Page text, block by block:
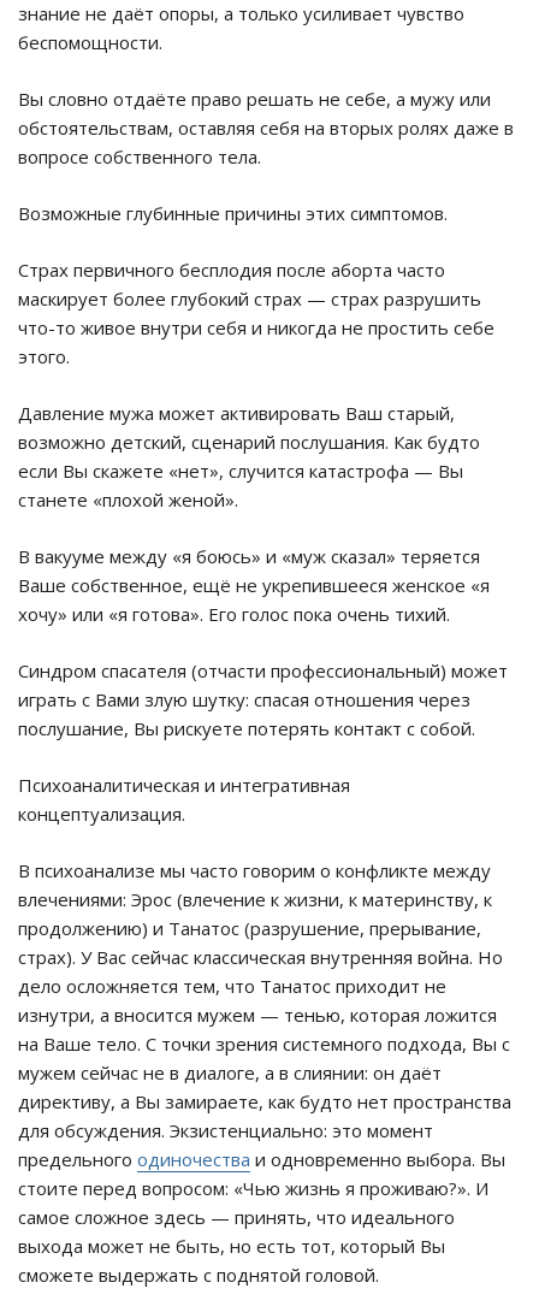
знание не даёт опоры, а только усиливает чувство
беспомощности.
Вы словно отдаёте право решать не себе, а мужу или
обстоятельствам, оставляя себя на вторых ролях даже в
вопросе собственного тела.
Возможные глубинные причины этих симптомов.
Страх первичного бесплодия после аборта часто
маскирует более глубокий страх — страх разрушить
что-то живое внутри себя и никогда не простить себе
этого.
Давление мужа может активировать Ваш старый,
возможно детский, сценарий послушания. Как будто
если Вы скажете «нет», случится катастрофа — Вы
станете «плохой женой».
В вакууме между «я боюсь» и «муж сказал» теряется
Ваше собственное, ещё не укрепившееся женское «я
хочу» или «я готова». Его голос пока очень тихий.
Синдром спасателя (отчасти профессиональный) может
играть с Вами злую шутку: спасая отношения через
послушание, Вы рискуете потерять контакт с собой.
Психоаналитическая и интегративная
концептуализация.
В психоанализе мы часто говорим о конфликте между
влечениями: Эрос (влечение к жизни, к материнству, к
продолжению) и Танатос (разрушение, прерывание,
страх). У Вас сейчас классическая внутренняя война. Но
дело осложняется тем, что Танатос приходит не
изнутри, а вносится мужем — тенью, которая ложится
на Ваше тело. С точки зрения системного подхода, Вы с
мужем сейчас не в диалоге, а в слиянии: он даёт
директиву, а Вы замираете, как будто нет пространства
для обсуждения. Экзистенциально: это момент
предельного одиночества и одновременно выбора. Вы
стоите перед вопросом: «Чью жизнь я проживаю?». И
самое сложное здесь — принять, что идеального
выхода может не быть, но есть тот, который Вы
сможете выдержать с поднятой головой.